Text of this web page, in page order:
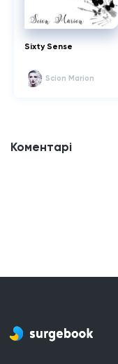
Sixty Sense
Scion Marion
Коментарі